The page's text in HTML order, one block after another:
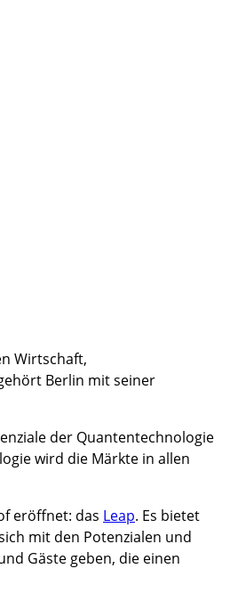
Wirtschaft,
Berlin mit seiner
der Quantentechnologie
wird die Märkte in allen
eröffnet: das Leap. Es bietet
mit den Potenzialen und
Gäste geben, die einen